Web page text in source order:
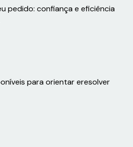
pedido: confiança e eficiência
para orientar eresolver